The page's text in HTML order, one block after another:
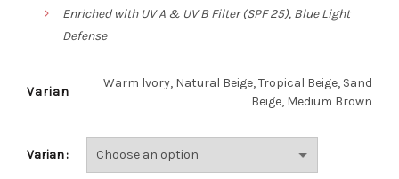
Enriched with UV A & UV B Filter (SPF 25), Blue Light
Defense
Varian
Warm lvory, Natural Beige, Tropical Beige, Sand
Beige, Medium Brown
Varian